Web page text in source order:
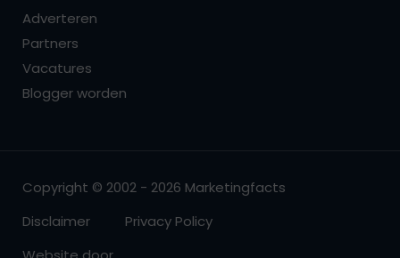
Adverteren
Partners
Vacatures
Blogger worden
Copyright © 2002 - 2026 Marketingfacts
Disclaimer
Privacy Policy